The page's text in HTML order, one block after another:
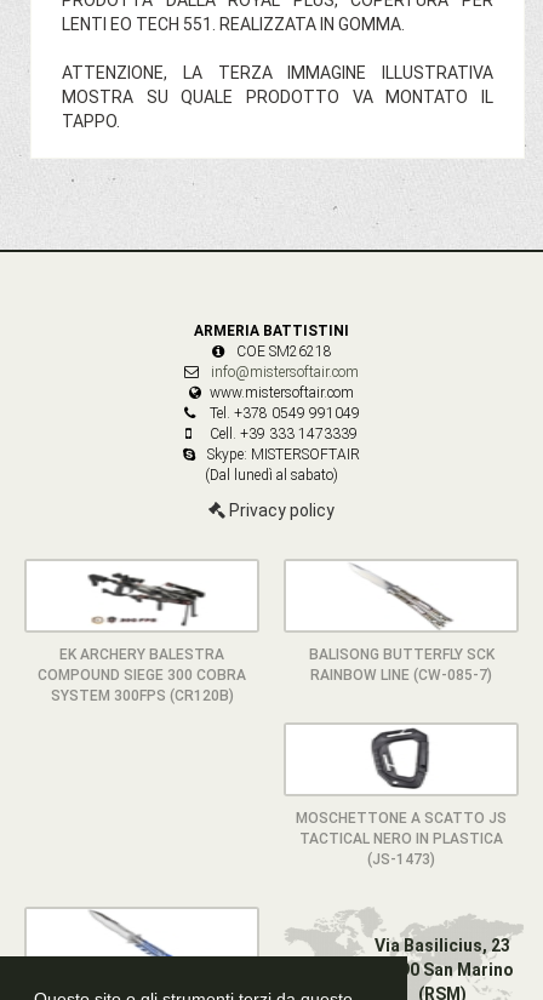
LENTI EO TECH 551. REALIZZATA IN GOMMA.
ATTENZIONE, LA TERZA IMMAGINE ILLUSTRATIVA
MOSTRA SU QUALE PRODOTTO VA MONTATO IL
TAPPO.
ARMERIA BATTISTINI
COE SM26218
info@mistersoftair.com
www.mistersoftair.com
Tel. +378 0549 991049
Cell. +39 333 1473339
Skype: MISTERSOFTAIR
(Dal lunedì al sabato)
Privacy policy
EK ARCHERY BALESTRA
COMPOUND SIEGE 300 COBRA
SYSTEM 300FPS (CR120B)
BALISONG BUTTERFLY SCK
RAINBOW LINE (CW-085-7)
MOSCHETTONE A SCATTO JS
TACTICAL NERO IN PLASTICA
(JS-1473)
Via Basilicius, 23
47890 San Marino
(RSM)